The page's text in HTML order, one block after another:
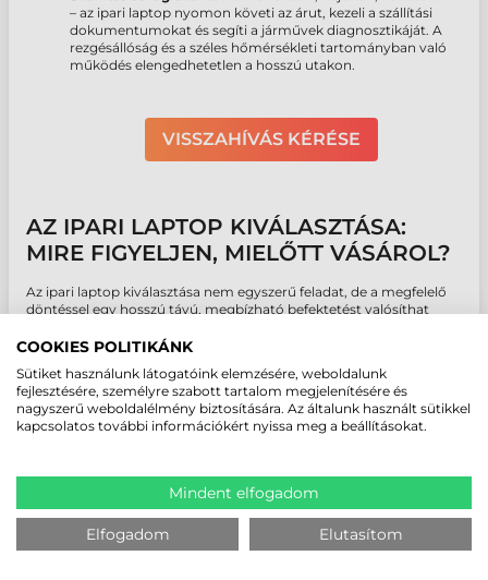
– az ipari laptop nyomon követi az árut, kezeli a szállítási
dokumentumokat és segíti a járművek diagnosztikáját. A
rezgésállóság és a széles hőmérsékleti tartományban való
működés elengedhetetlen a hosszú utakon.
VISSZAHÍVÁS KÉRÉSE
AZ IPARI LAPTOP KIVÁLASZTÁSA:
MIRE FIGYELJEN, MIELŐTT VÁSÁROL?
Az ipari laptop kiválasztása nem egyszerű feladat, de a megfelelő
döntéssel egy hosszú távú, megbízható befektetést valósíthat
gondosan mérlegelje a specifikus igényeit és a felhasználási
figyelnie kell:
1. A FELHASZNÁLÁSI KÖRNYEZET: HOL FOGJA
Ez az első és legfontosabb kérdés. Milyen hőmérséklet-
tartományban fog működni a gép? Lesz-e kitéve pornak, sárnak,
víznek vagy vegyi anyagoknak? Milyen gyakran éri ütődés,
rázkódás? Ezek a tényezők határozzák meg, milyenIP-besorolásra,
COOKIES POLITIKÁNK
Sütiket használunk látogatóink elemzésére, weboldalunk
fejlesztésére, személyre szabott tartalom megjelenítésére és
nagyszerű weboldalélmény biztosítására. Az általunk használt sütikkel
kapcsolatos további információkért nyissa meg a beállításokat.
Mindent elfogadom
Elfogadom Elutasítom